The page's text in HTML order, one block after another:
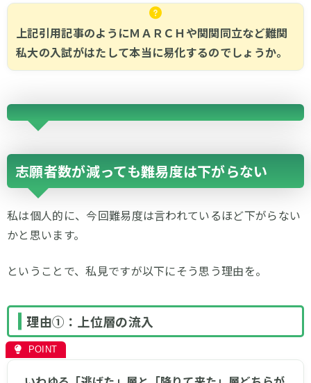
上記引用記事のようにＭＡＲＣＨや関関同立など難関
私大の入試がはたして本当に易化するのでしょうか。
志願者数が減っても難易度は下がらない
私は個人的に、今回難易度は言われているほど下がらない
かと思います。
ということで、私見ですが以下にそう思う理由を。
理由①：上位層の流入